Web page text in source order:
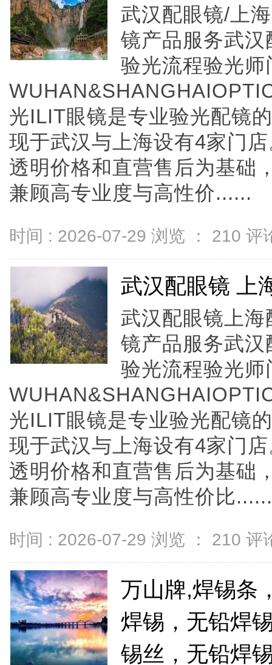
武汉配眼镜/上
镜产品服务武
验光流程验光
光ILIT眼镜是专业验光配镜
现于武汉与上海设有4家门
透明价格和直营售后为基础
兼顾高专业度与高性价......
时间 : 2026-07-29 浏览 ： 210 评
武汉配眼镜 上
武汉配眼镜上
镜产品服务武
验光流程验光
光ILIT眼镜是专业验光配镜
现于武汉与上海设有4家门
透明价格和直营售后为基础
兼顾高专业度与高性价比......
时间 : 2026-07-29 浏览 ： 210 评
万山牌,焊锡条
焊锡，无铅焊
锡丝，无铅焊